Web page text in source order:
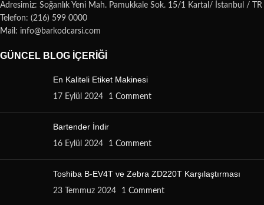
Adresimiz: Soğanlık Yeni Mah. Pamukkale Sok. 15/1 Kartal/ İstanbul / TR
Telefon: (216) 599 0000
Mail: info@barkodcarsi.com
GÜNCEL BLOG İÇERIĞI
En Kaliteli Etiket Makinesi
17 Eylül 2024 1 Comment
Bartender İndir
16 Eylül 2024 1 Comment
Toshiba B-EV4T ve Zebra ZD220T Karşılaştırması
23 Temmuz 2024 1 Comment